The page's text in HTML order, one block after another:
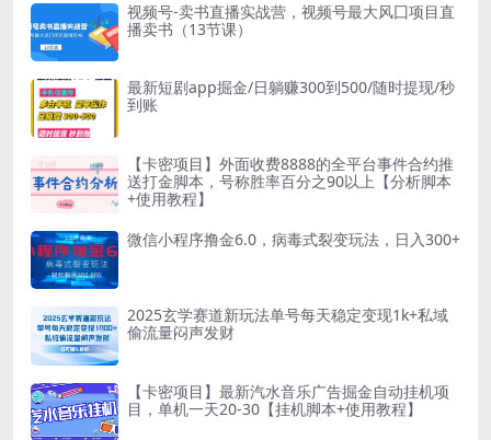
视频号-卖书直播实战营，视频号最大风囗项目直
播卖书（13节课）
最新短剧app掘金/日躺赚300到500/随时提现/秒
到账
【卡密项目】外面收费8888的全平台事件合约推
送打金脚本，号称胜率百分之90以上【分析脚本
+使用教程】
微信小程序撸金6.0，病毒式裂变玩法，日入300+
2025玄学赛道新玩法单号每天稳定变现1k+私域
偷流量闷声发财
【卡密项目】最新汽水音乐广告掘金自动挂机项
目，单机一天20-30【挂机脚本+使用教程】